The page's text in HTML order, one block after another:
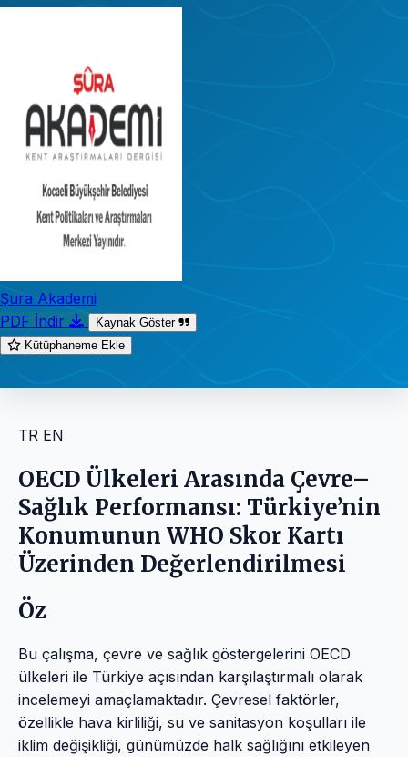
Şura Akademi
PDF İndir
Kaynak Göster
Kütüphaneme Ekle
TR EN
OECD Ülkeleri Arasında Çevre–
Sağlık Performansı: Türkiye’nin
Konumunun WHO Skor Kartı
Üzerinden Değerlendirilmesi
Öz
Bu çalışma, çevre ve sağlık göstergelerini OECD
ülkeleri ile Türkiye açısından karşılaştırmalı olarak
incelemeyi amaçlamaktadır. Çevresel faktörler,
özellikle hava kirliliği, su ve sanitasyon koşulları ile
iklim değişikliği, günümüzde halk sağlığını etkileyen